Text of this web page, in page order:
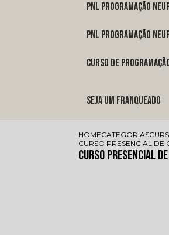
pnl programação
pnl programação
curso de
Seja um franqueado
HOMECATEGORIAS
CURSO PRESENCIAL
Curso Presencial